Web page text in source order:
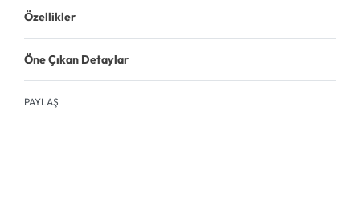
Özellikler
Öne Çıkan Detaylar
PAYLAŞ